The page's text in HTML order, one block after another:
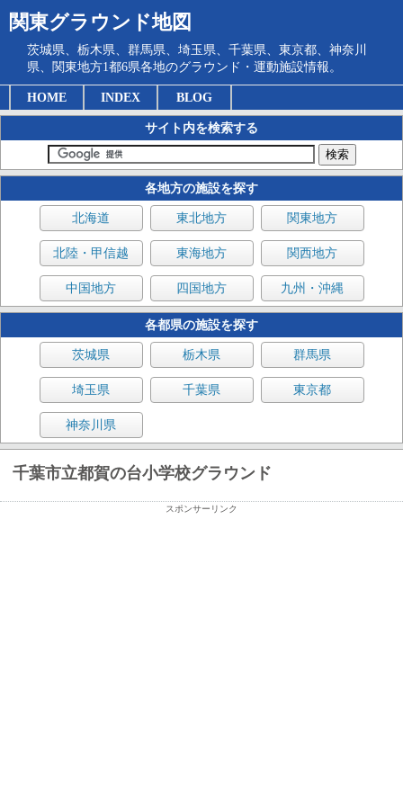
関東グラウンド地図
茨城県、栃木県、群馬県、埼玉県、千葉県、東京都、神奈川
県、関東地方1都6県各地のグラウンド・運動施設情報。
HOME INDEX BLOG
サイト内を検索する
各地方の施設を探す
北海道 東北地方 関東地方
北陸・甲信越 東海地方 関西地方
中国地方 四国地方 九州・沖縄
各都県の施設を探す
茨城県 栃木県 群馬県
埼玉県 千葉県 東京都
神奈川県
千葉市立都賀の台小学校グラウンド
スポンサーリンク